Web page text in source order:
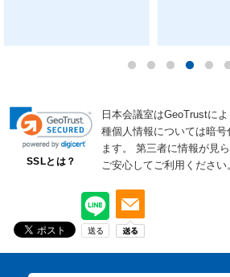
SSLとは？
日本会議室はGeoTrustに
種個人情報については暗
ます。
第三者に情報が見
ご安心してご利用ください